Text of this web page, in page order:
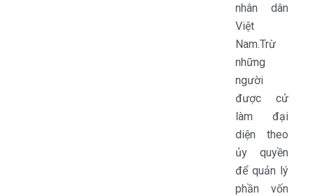
nhân dân
Việt
Nam.Trừ
những
người
được cử
làm đại
diện theo
ủy quyền
để quản lý
phần vốn